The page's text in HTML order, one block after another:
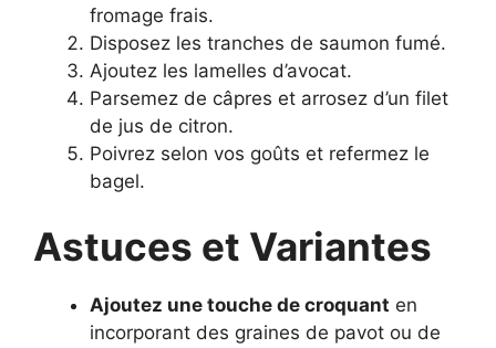
fromage frais.
Disposez les tranches de saumon fumé.
Ajoutez les lamelles d’avocat.
Parsemez de câpres et arrosez d’un filet
de jus de citron.
Poivrez selon vos goûts et refermez le
bagel.
Astuces et Variantes
Ajoutez une touche de croquant en
incorporant des graines de pavot ou de